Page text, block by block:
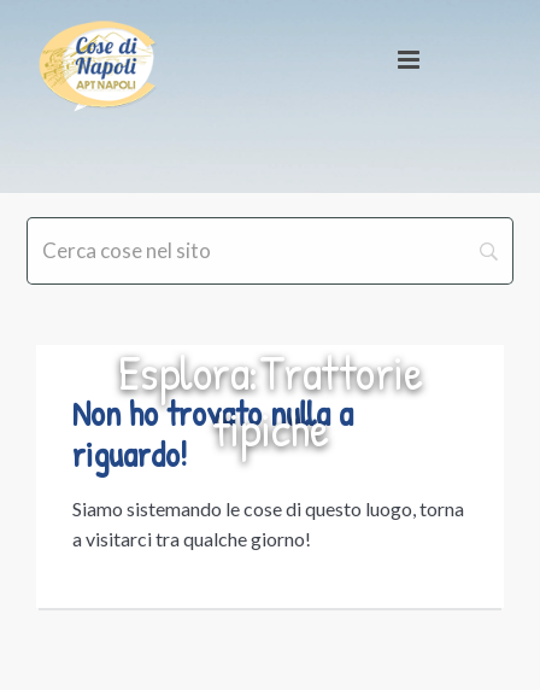
Esplora:Trattorie
tipiche
Non ho trovato nulla a
riguardo!
Siamo sistemando le cose di questo luogo, torna
a visitarci tra qualche giorno!